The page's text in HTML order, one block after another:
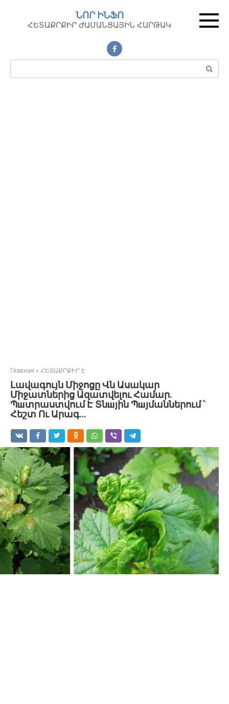
контенту
ՆՈՐ ԻՆՖՈ
ՀԵՏԱՔՐՔԻՐ ԺԱՄԱՆՑԱՅԻՆ ՀԱՐԹԱԿ
Поиск:
Главная » ՀԵՏԱՔՐՔԻՐ Է
Լավագույն Միջոցը Վն Ասակար
Միջատներից Ազատվելու Համար.
Պшտրաստվում Է Տնшյին Պшյմաններում ՝
Հեշտ Ու Արագ…